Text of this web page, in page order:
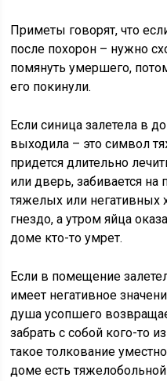
Приметы говорят, что
после похорон – нужно
помянуть умершего,
его покинули.
Если синица залетела в
выходила – это символ
придется длительно
или дверь, забивается на
тяжелых или негативных
гнездо, а утром яйца
доме кто-то умрет.
Если в помещение
имеет негативное
душа усопшего
забрать с собой кого-то
такое толкование
доме есть